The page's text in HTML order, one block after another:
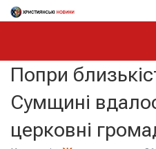
Попри
Сумщині
церковні